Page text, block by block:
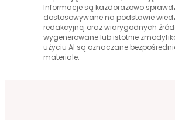
Informacje są każdorazowo
dostosowywane na podstawie
redakcyjnej oraz wiarygodnych
wygenerowane lub istotnie
użyciu AI są oznaczane
materiale.